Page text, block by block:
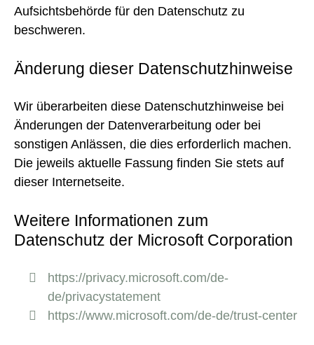
Aufsichtsbehörde für den Datenschutz zu
beschweren.
Änderung dieser Datenschutzhinweise
Wir überarbeiten diese Datenschutzhinweise bei
Änderungen der Datenverarbeitung oder bei
sonstigen Anlässen, die dies erforderlich machen.
Die jeweils aktuelle Fassung finden Sie stets auf
dieser Internetseite.
Weitere Informationen zum
Datenschutz der Microsoft Corporation
https://privacy.microsoft.com/de-
de/privacystatement
https://www.microsoft.com/de-de/trust-center